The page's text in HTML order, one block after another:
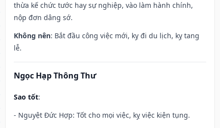
thừa kế chức tước hay sự nghiệp, vào làm hành chính,
nộp đơn dâng sớ.
Không nên: Bắt đầu công việc mới, kỵ đi du lịch, kỵ tang
lễ.
Ngọc Hạp Thông Thư
Sao tốt:
- Nguyệt Đức Hợp: Tốt cho mọi việc, kỵ việc kiện tụng.